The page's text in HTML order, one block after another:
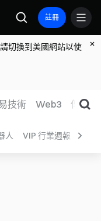
註冊
切換到美國網站以使
技術 Web3 傳統金
人 VIP 行業週報 ETF